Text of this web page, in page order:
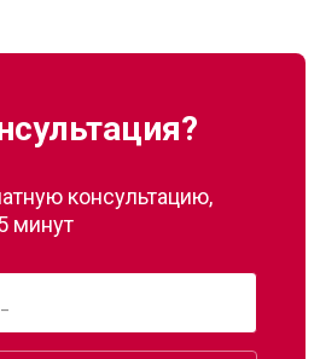
консультацию,
минут